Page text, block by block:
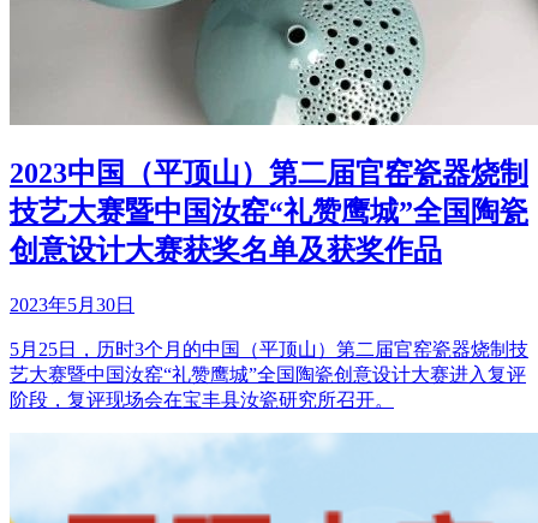
2023中国（平顶山）第二届官窑瓷器烧制
技艺大赛暨中国汝窑“礼赞鹰城”全国陶瓷
创意设计大赛获奖名单及获奖作品
2023年5月30日
5月25日，历时3个月的中国（平顶山）第二届官窑瓷器烧制技
艺大赛暨中国汝窑“礼赞鹰城”全国陶瓷创意设计大赛进入复评
阶段，复评现场会在宝丰县汝瓷研究所召开。